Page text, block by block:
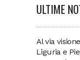
ULTIME
Al via
Liguria e